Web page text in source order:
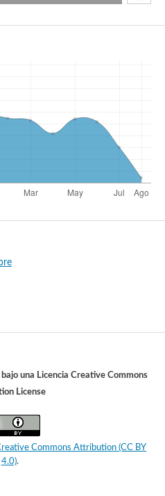
1113
IN THE COURSE HUMAN
PANDEMIC.
Revista Internacional De
una Licencia Creative Commons
License
Commons Attribution (CC BY
4.0).